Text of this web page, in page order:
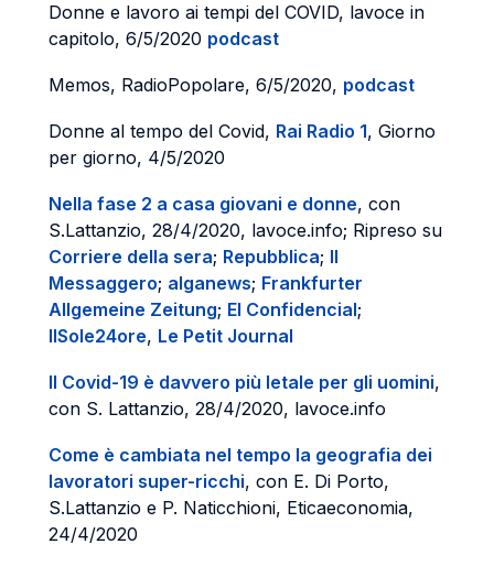
Donne e lavoro ai tempi del COVID, lavoce in
capitolo, 6/5/2020 podcast
Memos, RadioPopolare, 6/5/2020, podcast
Donne al tempo del Covid, Rai Radio 1, Giorno
per giorno, 4/5/2020
Nella fase 2 a casa giovani e donne, con
S.Lattanzio, 28/4/2020, lavoce.info; Ripreso su
Corriere della sera; Repubblica; Il
Messaggero; alganews; Frankfurter
Allgemeine Zeitung; El Confidencial;
IlSole24ore, Le Petit Journal
Il Covid-19 è davvero più letale per gli uomini,
con S. Lattanzio, 28/4/2020, lavoce.info
Come è cambiata nel tempo la geografia dei
lavoratori super-ricchi, con E. Di Porto,
S.Lattanzio e P. Naticchioni, Eticaeconomia,
24/4/2020